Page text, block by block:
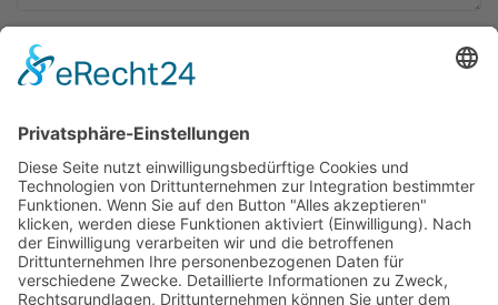
DR. ALDER´S
TIERNAHRUNG GMBH
Käseberg 1
06618 Wethau